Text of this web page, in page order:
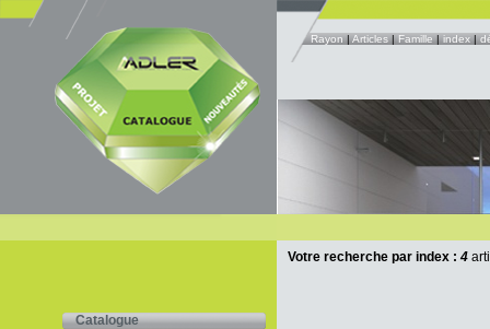
Rayon|Articles|Famille|index|
Catalogue
Votre recherche par index : 4